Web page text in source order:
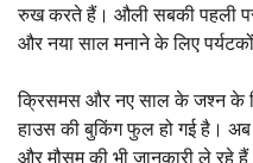
रुख करते हैं। औली सबकी पहली
और नया साल मनाने के लिए
क्रिसमस और नए साल के जश्न के
हाउस की बुकिंग फुल हो गई है। अब
और मौसम की भी जानकारी ले